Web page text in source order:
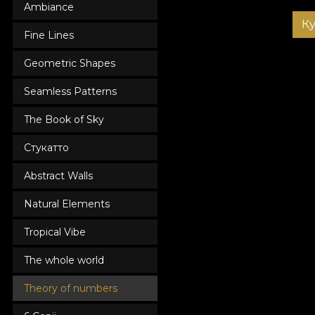
Ambiance
Fine Lines
Geometric Shapes
Seamless Patterns
The Book of Sky
Стукатто
Abstract Walls
Natural Elements
Tropical Vibe
The whole world
Theory of numbers